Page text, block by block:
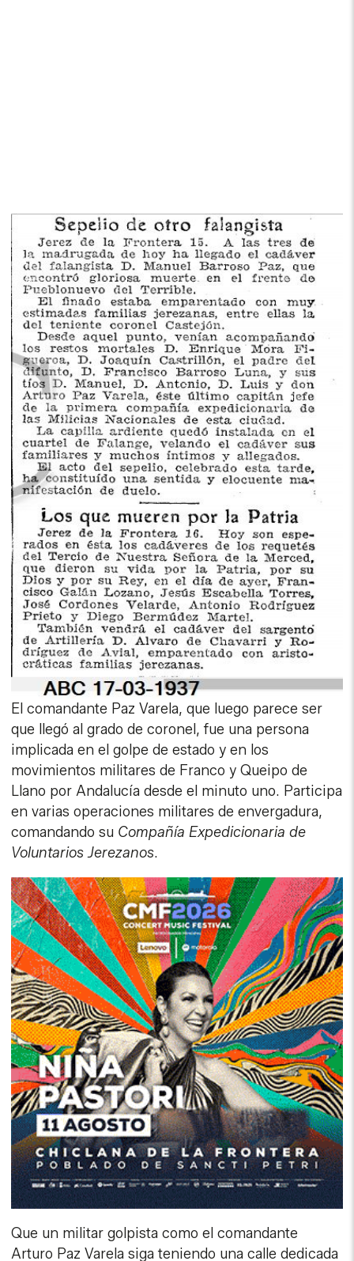
El comandante Paz Varela, que luego parece ser
que llegó al grado de coronel, fue una persona
implicada en el golpe de estado y en los
movimientos militares de Franco y Queipo de
Llano por Andalucía desde el minuto uno. Participa
en varias operaciones militares de envergadura,
comandando su Compañía Expedicionaria de
Voluntarios Jerezanos.
Que un militar golpista como el comandante
Arturo Paz Varela siga teniendo una calle dedicada